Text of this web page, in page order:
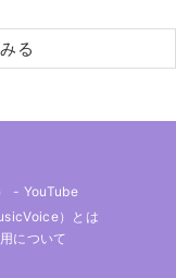
る
- YouTube
）とは
について